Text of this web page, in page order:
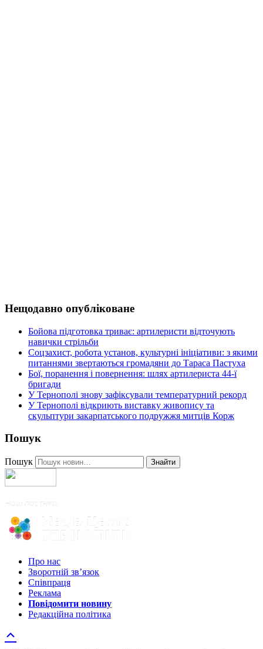
Нещодавно опубліковане
Бойова підготовка триває: артилеристи відточують
навички стрільби
Соцзахист, робота установ, культурні ініціативи: з якими
питаннями звертаються громадяни до Тараса Пастуха
Бої, поранення і повернення: шлях артилериста 44-ї
бригади
У Тернополі знову зафіксували температурний рекорд
У Тернополі відкриють виставку живопису та
скульптури закарпатського подружжя митців Корж
Пошук
Пошук Знайти
Про нас
Зворотній зв’язок
Співпраця
Реклама
Повідомити новину
Редакційна політика